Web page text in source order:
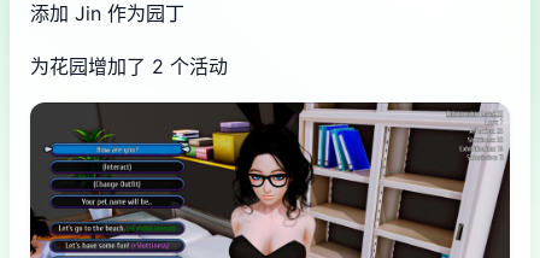
添加 Jin 作为园丁
为花园增加了 2 个活动